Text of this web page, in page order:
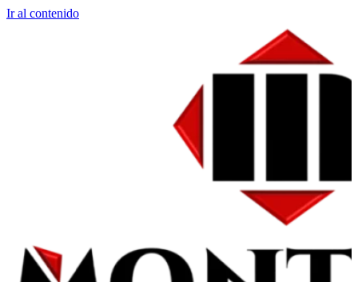
Ir al contenido